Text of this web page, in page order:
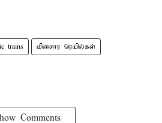
trains மின்சார ரெயில்கள்
Comments